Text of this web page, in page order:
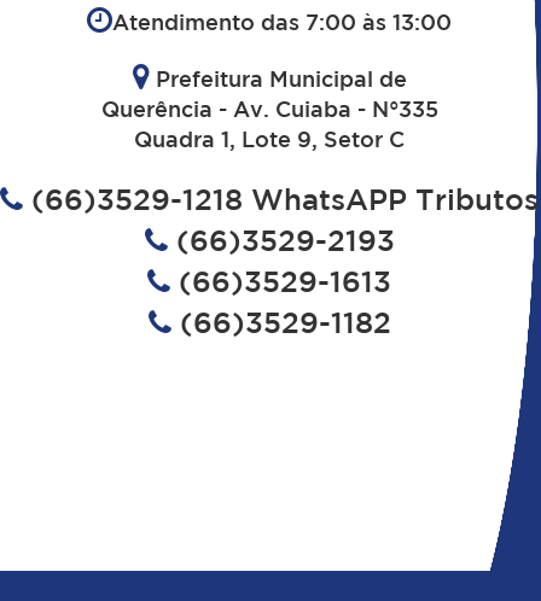
Atendimento das 7:00 às 13:00
Prefeitura Municipal de
Querência - Av. Cuiaba - N°335
Quadra 1, Lote 9, Setor C
(66)3529-1218 WhatsAPP Tributos
(66)3529-2193
(66)3529-1613
(66)3529-1182